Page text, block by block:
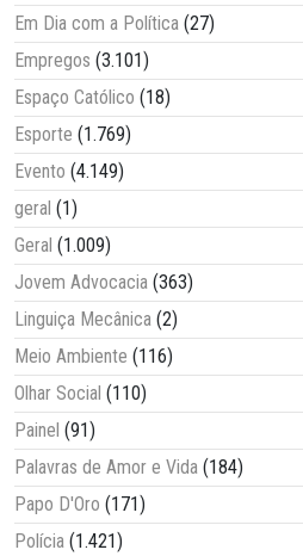
Em Dia com a Política (27)
Empregos (3.101)
Espaço Católico (18)
Esporte (1.769)
Evento (4.149)
geral (1)
Geral (1.009)
Jovem Advocacia (363)
Linguiça Mecânica (2)
Meio Ambiente (116)
Olhar Social (110)
Painel (91)
Palavras de Amor e Vida (184)
Papo D'Oro (171)
Polícia (1.421)